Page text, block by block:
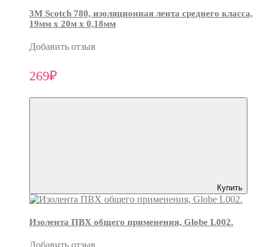
3М Scotch 780, изоляционная лента среднего класса,
19мм х 20м х 0,18мм
Добавить отзыв
269₽
Купить
Изолента ПВХ общего применения, Globe L002.
Добавить отзыв